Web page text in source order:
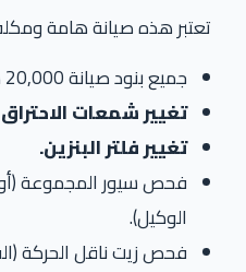
تعتبر هذه صيانة هامة
جميع بنود صيانة 20,000 كم.
تغيير شمعات
تغيير فلتر البنزين.
فحص سيور المجموعة
الوكيل).
فحص زيت ناقل الحركة